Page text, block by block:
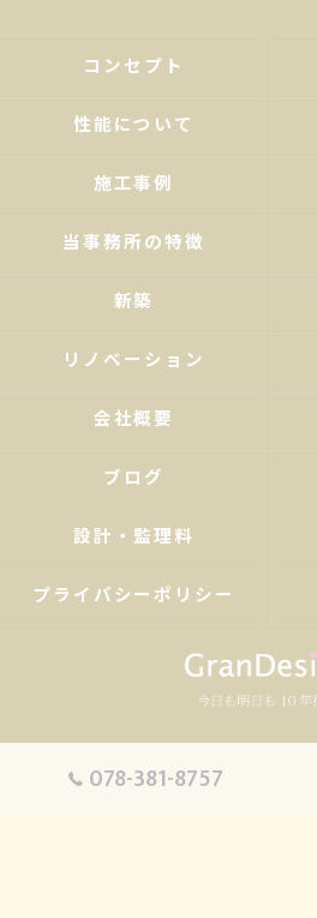
078-381-8757
コンセプト
性能について
施工事例
当事務所の特徴
新築
リノベーション
会社概要
ブログ
設計・監理料
プライバシーポリシー
© 2026 兵庫県神戸を拠点の設計事務所ならグ
RIGHTS RESERVED.